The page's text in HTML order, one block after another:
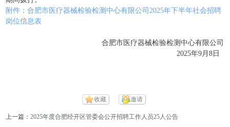
附件：合肥市医疗器械检验检测中心有限公司2025年下半年社会招聘
岗位信息表
合肥市医疗器械检验检测中心有限公司
2025年9月8日
收藏 邀请
上一篇：2025年度合肥经开区管委会公开招聘工作人员25人公告